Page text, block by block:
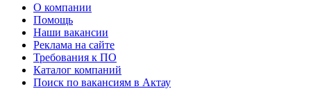
О компании
Помощь
Наши вакансии
Реклама на сайте
Требования к ПО
Каталог компаний
Поиск по вакансиям в Актау